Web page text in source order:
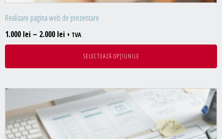
Realizare pagina web de prezentare
1.000lei – 2.000leiInterval
de
prețuri:
1.000 lei
la
2.000 lei
+ TVA
SELECTEAZĂ OPȚIUNILE